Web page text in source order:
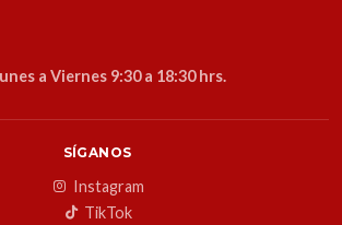
a Viernes 9:30 a 18:30 hrs.
SÍGANOS
Instagram
TikTok